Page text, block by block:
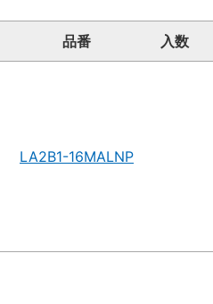
品番 入数
LA2B1-16MALNP